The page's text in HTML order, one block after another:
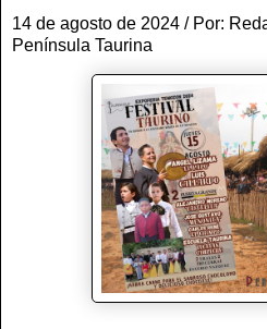
14 de agosto de 2024 / Por:
Península Taurina